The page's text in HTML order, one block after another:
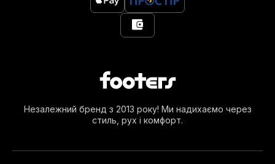
Незалежний бренд з 2013 року! Ми надихаємо через
стиль, рух і комфорт.